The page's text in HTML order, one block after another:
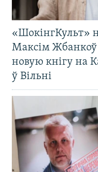
«ШокінгКульт»
Максім Жбанкоў
новую кнігу на
ў Вільні